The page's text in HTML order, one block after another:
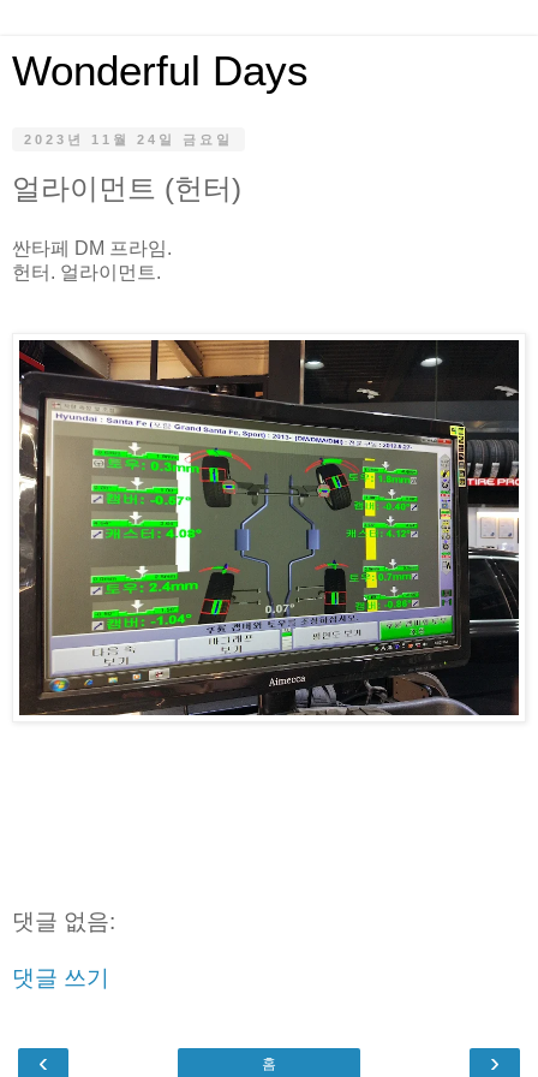
Wonderful Days
2023년 11월 24일 금요일
얼라이먼트 (헌터)
싼타페 DM 프라임.
헌터. 얼라이먼트.
댓글 없음:
댓글 쓰기
‹ ›
홈